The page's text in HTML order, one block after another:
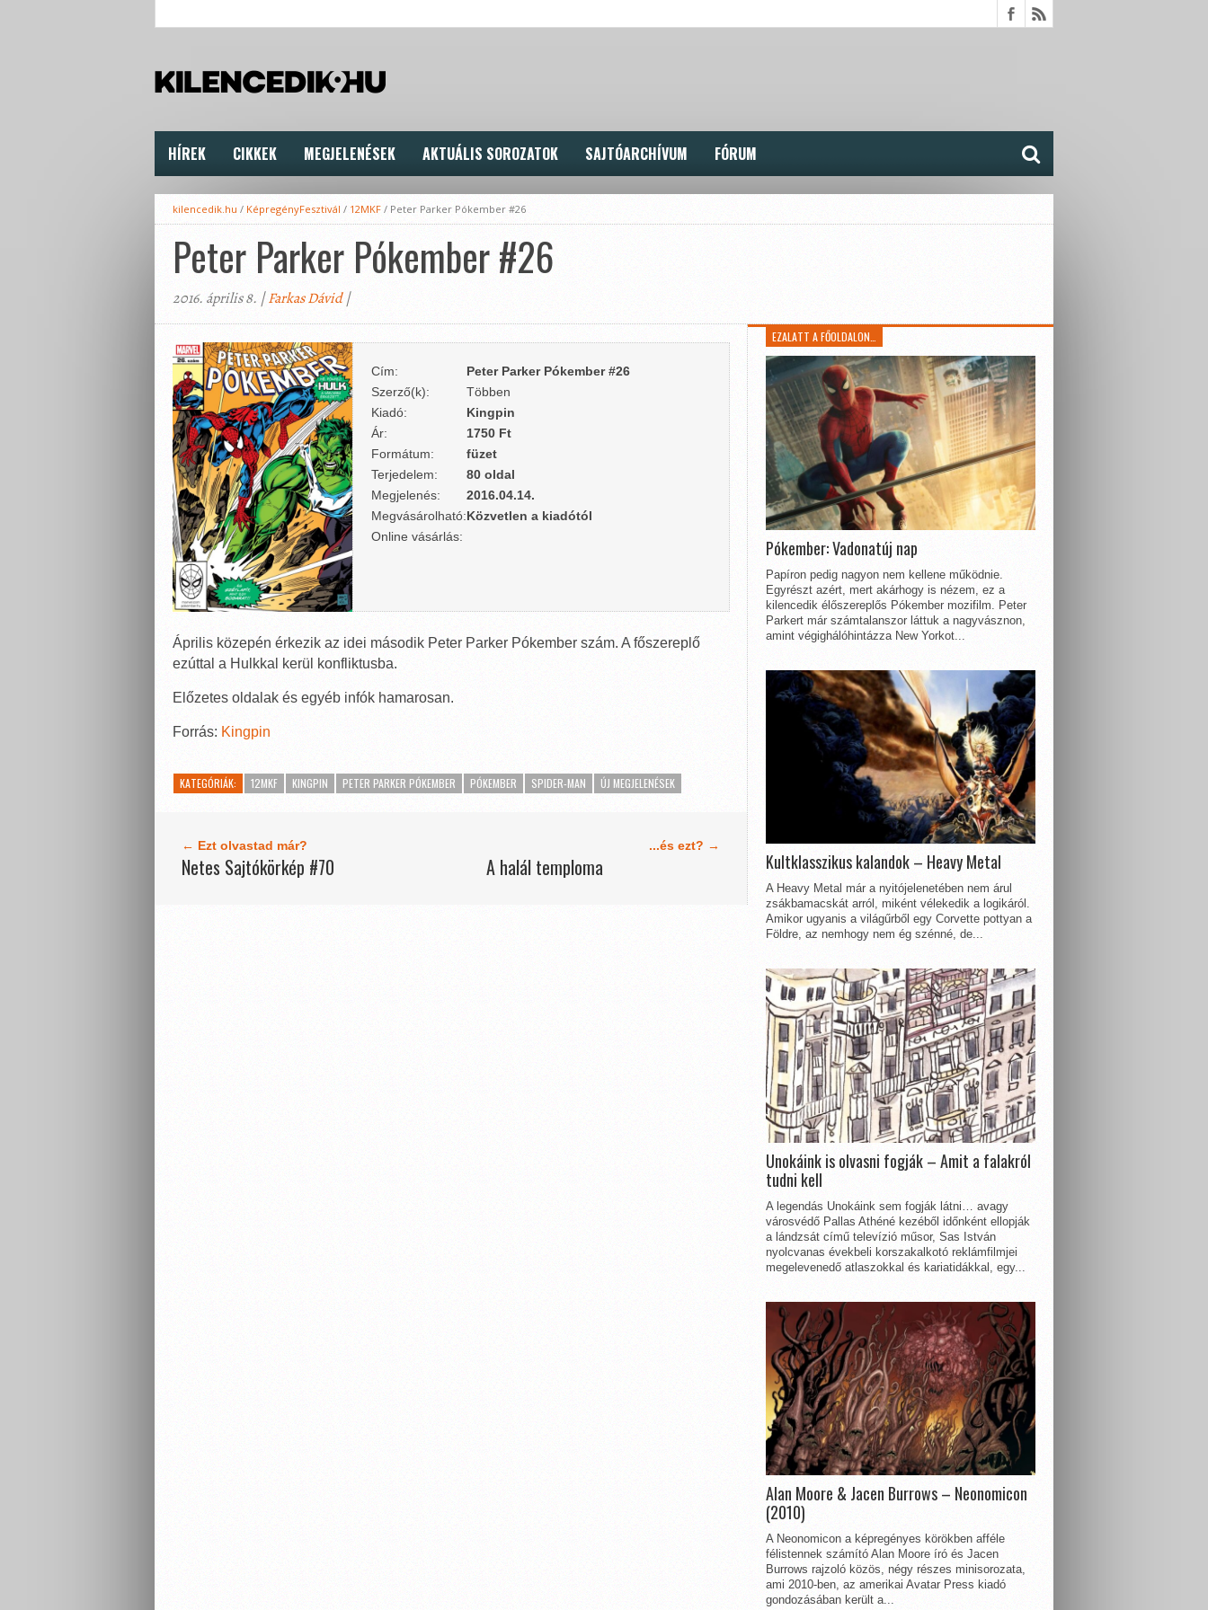
HÍREK CIKKEK MEGJELENÉSEK AKTUÁLIS SOROZATOK SAJTÓARCHÍVUM FÓRUM
kilencedik.hu / KépregényFesztivál / 12MKF / Peter Parker Pókember #26
Peter Parker Pókember #26
2016. április 8. |Farkas Dávid|
Cím:
Peter Parker Pókember #26
Szerző(k):
Többen
Kiadó:
Kingpin
Ár:
1750 Ft
Formátum:
füzet
Terjedelem:
80 oldal
Megjelenés:
2016.04.14.
Megvásárolható:Közvetlen a kiadótól
Online vásárlás:
Április közepén érkezik az idei második Peter Parker Pókember szám. A főszereplő
ezúttal a Hulkkal kerül konfliktusba.
Előzetes oldalak és egyéb infók hamarosan.
Forrás: Kingpin
KATEGÓRIÁK: 12MKF KINGPIN PETER PARKER PÓKEMBER PÓKEMBER SPIDER-MAN ÚJ MEGJELENÉSEK
← Ezt olvastad már?
Netes Sajtókörkép #70
...és ezt? →
A halál temploma
EZALATT A FŐOLDALON…
Pókember: Vadonatúj nap
Papíron pedig nagyon nem kellene működnie.
Egyrészt azért, mert akárhogy is nézem, ez a
kilencedik élőszereplős Pókember mozifilm. Peter
Parkert már számtalanszor láttuk a nagyvásznon,
amint végighálóhintázza New Yorkot...
Kultklasszikus kalandok – Heavy Metal
A Heavy Metal már a nyitójelenetében nem árul
zsákbamacskát arról, miként vélekedik a logikáról.
Amikor ugyanis a világűrből egy Corvette pottyan a
Földre, az nemhogy nem ég szénné, de...
Unokáink is olvasni fogják – Amit a falakról
tudni kell
A legendás Unokáink sem fogják látni… avagy
városvédő Pallas Athéné kezéből időnként ellopják
a lándzsát című televízió műsor, Sas István
nyolcvanas évekbeli korszakalkotó reklámfilmjei
megelevenedő atlaszokkal és kariatidákkal, egy...
Alan Moore & Jacen Burrows – Neonomicon
(2010)
A Neonomicon a képregényes körökben afféle
félistennek számító Alan Moore író és Jacen
Burrows rajzoló közös, négy részes minisorozata,
ami 2010-ben, az amerikai Avatar Press kiadó
gondozásában került a...